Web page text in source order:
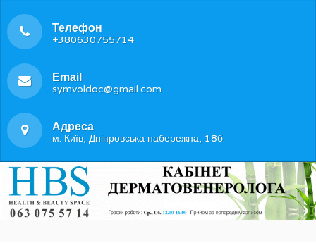
Телефон
+380630755714
Email
symvoldoc@gmail.com
Адреса
м. Київ, Дніпровська набережна, 18б.